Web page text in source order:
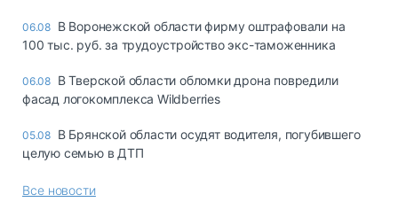
06.08 В Воронежской области фирму оштрафовали на
100 тыс. руб. за трудоустройство экс-таможенника
06.08 В Тверской области обломки дрона повредили
фасад логокомплекса Wildberries
05.08 В Брянской области осудят водителя, погубившего
целую семью в ДТП
Все новости